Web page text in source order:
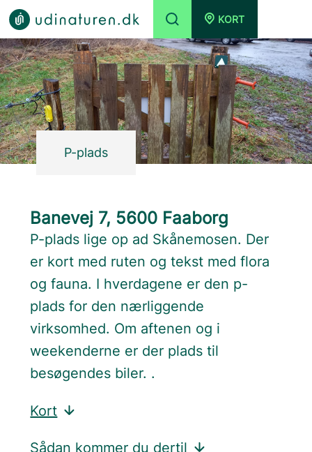
KORT
P-plads
Banevej 7, 5600 Faaborg
P-plads lige op ad Skånemosen. Der
er kort med ruten og tekst med flora
og fauna. I hverdagene er den p-
plads for den nærliggende
virksomhed. Om aftenen og i
weekenderne er der plads til
besøgendes biler. .
Kort
Sådan kommer du dertil